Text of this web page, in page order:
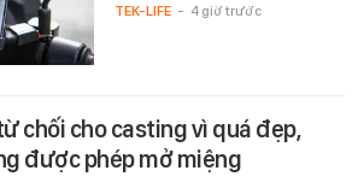
TEK-LIFE - 4 giờ trước
chối cho casting vì quá đẹp,
được phép mở miệng